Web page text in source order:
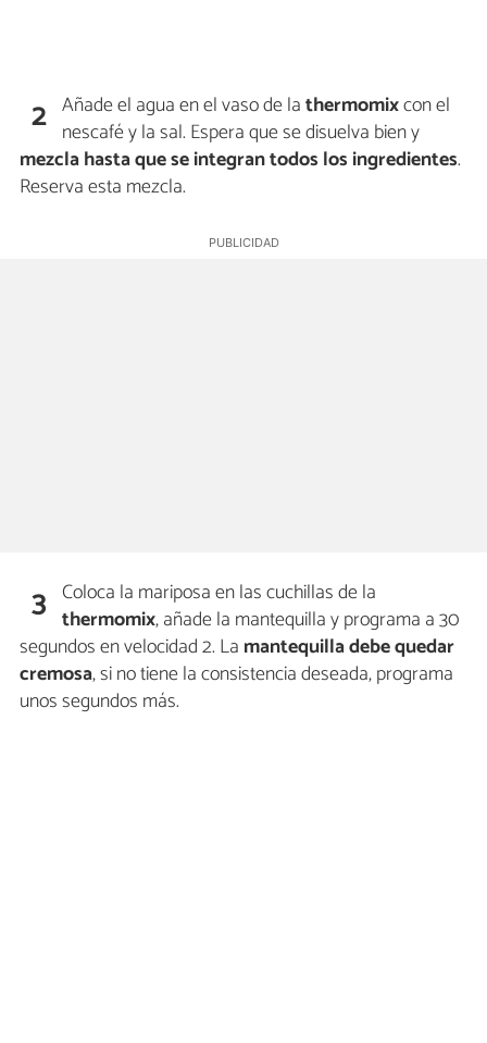
2 Añade el agua en el vaso de lathermomixcon el
nescafé y la sal. Espera que se disuelva bien y
mezcla hasta que se integran todos los ingredientes.
Reserva esta mezcla.
3 Coloca la mariposa en las cuchillas de la
thermomix, añade la mantequilla y programa a 30
segundos en velocidad 2. La mantequilla debe quedar
cremosa, si no tiene la consistencia deseada, programa
unos segundos más.